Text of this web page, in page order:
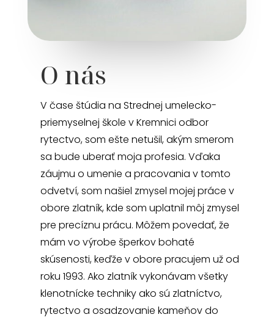
O nás
V čase štúdia na Strednej umelecko-
priemyselnej škole v Kremnici odbor
rytectvo, som ešte netušil, akým smerom
sa bude uberať moja profesia. Vďaka
záujmu o umenie a pracovania v tomto
odvetví, som našiel zmysel mojej práce v
obore zlatník, kde som uplatnil môj zmysel
pre precíznu prácu. Môžem povedať, že
mám vo výrobe šperkov bohaté
skúsenosti, keďže v obore pracujem už od
roku 1993. Ako zlatník vykonávam všetky
klenotnícke techniky ako sú zlatníctvo,
rytectvo a osadzovanie kameňov do